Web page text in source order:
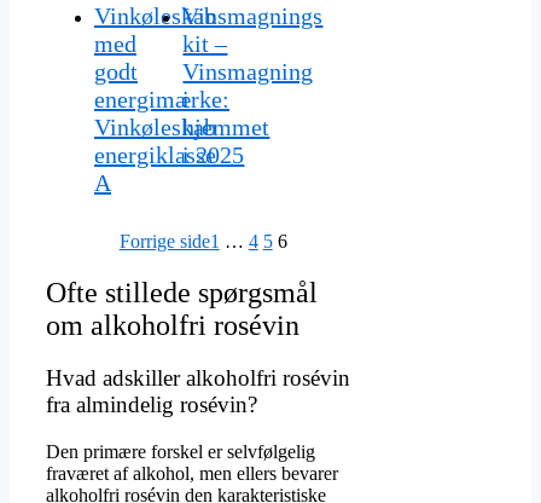
Vinkøleskab
med
godt
energimærke:
Vinkøleskab
energiklasse
A
Vinsmagnings
kit –
Vinsmagning
i
hjemmet
i 2025
Forrige side1 … 4 5 6
Ofte stillede spørgsmål
om alkoholfri rosévin
Hvad adskiller alkoholfri rosévin
fra almindelig rosévin?
Den primære forskel er selvfølgelig
fraværet af alkohol, men ellers bevarer
alkoholfri rosévin den karakteristiske